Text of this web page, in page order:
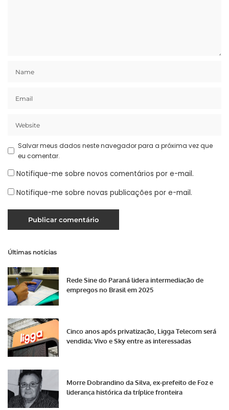
Salvar meus dados neste navegador para a próxima vez que
eu comentar.
Notifique-me sobre novos comentários por e-mail.
Notifique-me sobre novas publicações por e-mail.
Últimas notícias
Rede Sine do Paraná lidera intermediação de
empregos no Brasil em 2025
Cinco anos após privatização, Ligga Telecom será
vendida; Vivo e Sky entre as interessadas
Morre Dobrandino da Silva, ex-prefeito de Foz e
liderança histórica da tríplice fronteira